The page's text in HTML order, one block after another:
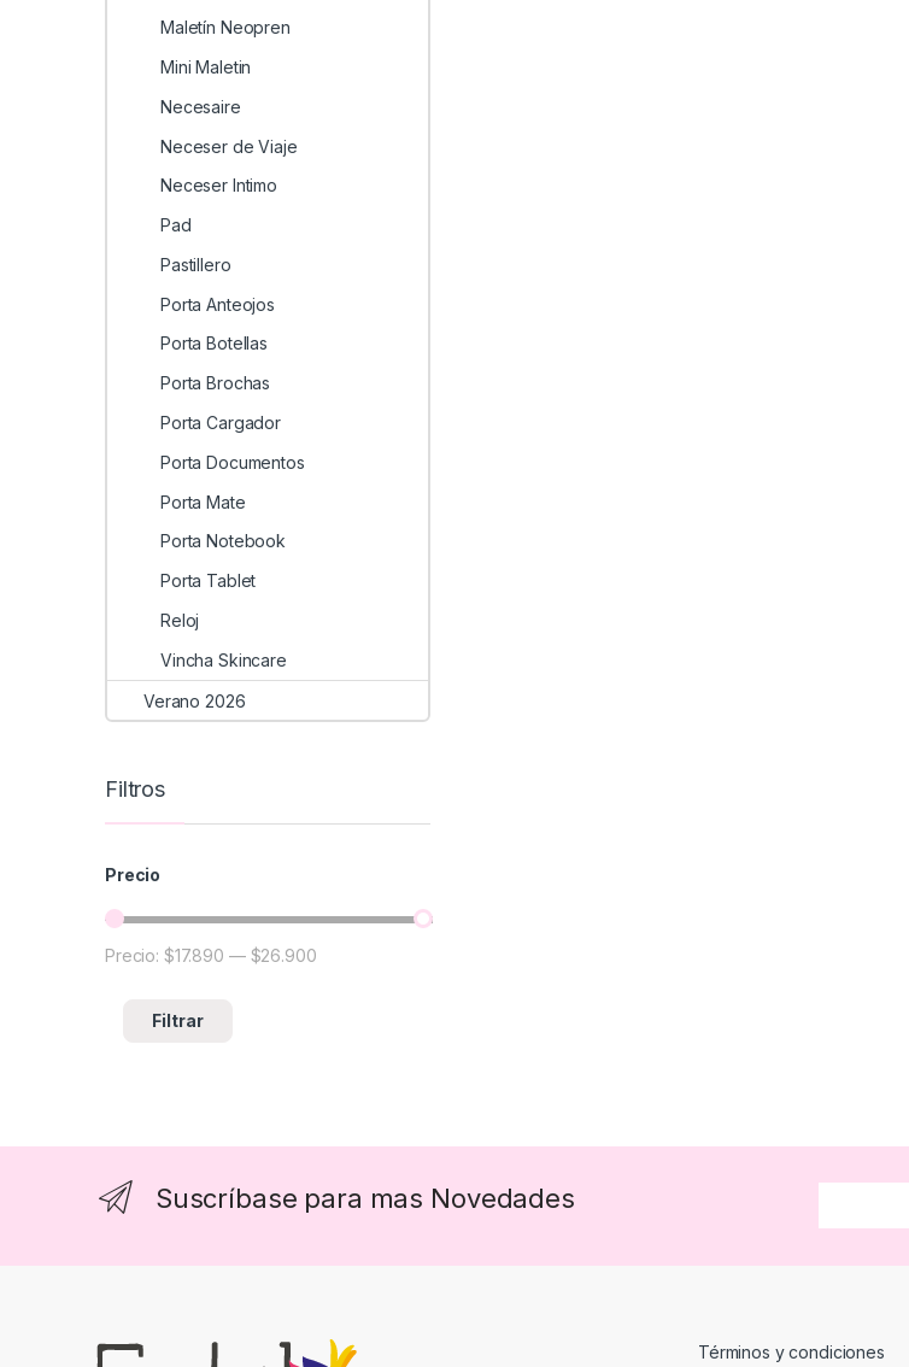
Maletín Neopren
Mini Maletin
Necesaire
Neceser de Viaje
Neceser Intimo
Pad
Pastillero
Porta Anteojos
Porta Botellas
Porta Brochas
Porta Cargador
Porta Documentos
Porta Mate
Porta Notebook
Porta Tablet
Reloj
Vincha Skincare
Verano 2026
Filtros
Precio
Precio mínimo
Precio máximo
Filtrar
Precio: $17.890 — $26.900
Suscríbase para mas Novedades
Términos y condiciones